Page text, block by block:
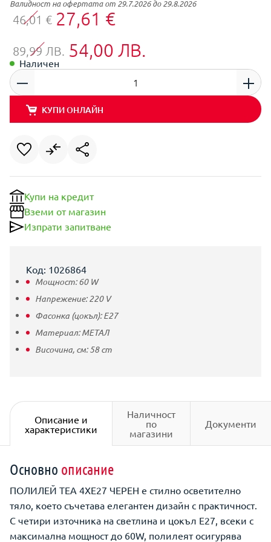
Валидност на офертата от 29.7.2026 до 29.8.2026
46,01 € 27,61 €
89,99 ЛВ. 54,00 ЛВ.
Наличен
КУПИ ОНЛАЙН
Купи на кредит
Вземи от магазин
Изпрати запитване
Код: 1026864
Мощност:60 W
Напрежение:220 V
Фасонка (цокъл):E27
Материал:МЕТАЛ
Височина, см:58cm
Описание и
характеристики
Наличност
по
магазини
Документи
Основно описание
ПОЛИЛЕЙ ТЕА 4ХЕ27 ЧЕРЕН е стилно осветително
тяло, което съчетава елегантен дизайн с практичност.
С четири източника на светлина и цокъл E27, всеки с
максимална мощност до 60W, полилеят осигурява